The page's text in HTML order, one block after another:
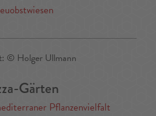
Gärten
Pflanzenvielfalt